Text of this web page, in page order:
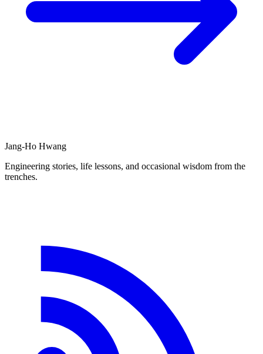
Jang-Ho Hwang
Engineering stories, life lessons, and occasional wisdom from the
trenches.